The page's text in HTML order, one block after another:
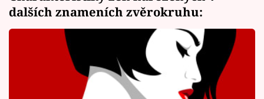
dalších znameních zvěrokruhu: